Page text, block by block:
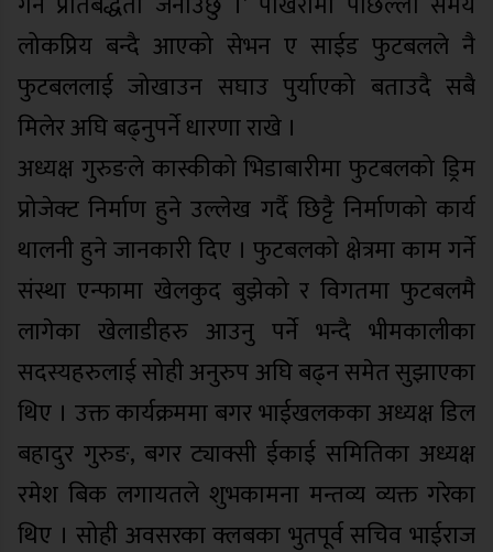
लोकप्रिय बन्दै आएको सेभन ए साईड फुटबलले नै
फुटबललाई जोखाउन सघाउ पुर्याएको बताउदै सबै
मिलेर अघि बढ्नुपर्ने धारणा राखे ।
अध्यक्ष गुरुङले कास्कीको भिडाबारीमा फुटबलको ड्रिम
प्रोजेक्ट निर्माण हुने उल्लेख गर्दै छिट्टै निर्माणको कार्य
थालनी हुने जानकारी दिए । फुटबलको क्षेत्रमा काम गर्ने
संस्था एन्फामा खेलकुद बुझेको र विगतमा फुटबलमै
लागेका खेलाडीहरु आउनु पर्ने भन्दै भीमकालीका
सदस्यहरुलाई सोही अनुरुप अघि बढ्न समेत सुझाएका
थिए । उक्त कार्यक्रममा बगर भाईखलकका अध्यक्ष डिल
बहादुर गुरुङ, बगर ट्याक्सी ईकाई समितिका अध्यक्ष
रमेश बिक लगायतले शुभकामना मन्तव्य व्यक्त गरेका
थिए । सोही अवसरका क्लबका भुतपूर्व सचिव भाईराज